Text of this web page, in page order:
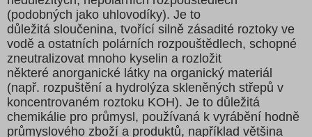
(podobných jako uhlovodíky). Je to
důležitá sloučenina, tvořící silně zásadité roztoky ve
vodě a ostatních polárních rozpouštědlech, schopné
zneutralizovat mnoho kyselin a rozložit
některé anorganické látky na organický materiál
(např. rozpuštění a hydrolýza skleněných střepů v
koncentrovaném roztoku KOH). Je to důležitá
chemikálie pro průmysl, používaná k vyrábění hodně
průmyslového zboží a produktů, například většina